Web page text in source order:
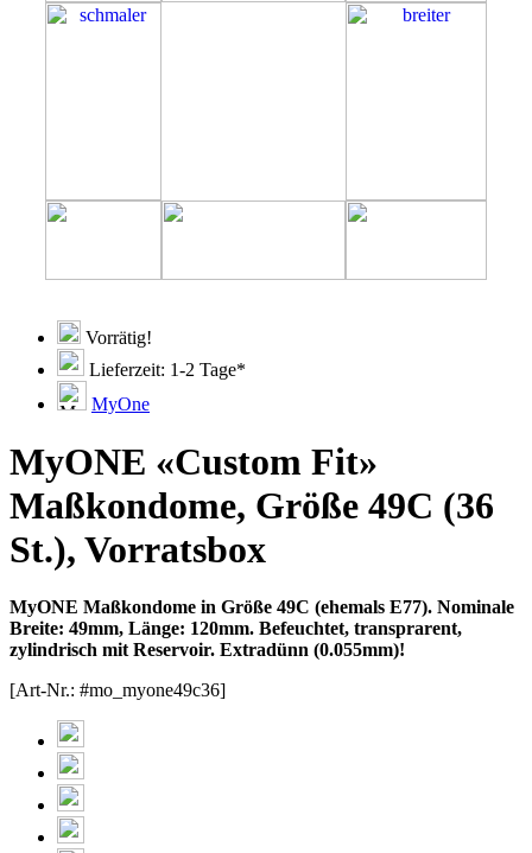
Vorrätig!
Lieferzeit: 1-2 Tage*
MyOne
MyONE «Custom Fit»
Maßkondome, Größe 49C (36
St.), Vorratsbox
MyONE Maßkondome in Größe 49C (ehemals E77). Nominale
Breite: 49mm, Länge: 120mm. Befeuchtet, transprarent,
zylindrisch mit Reservoir. Extradünn (0.055mm)!
[Art-Nr.: #mo_myone49c36]